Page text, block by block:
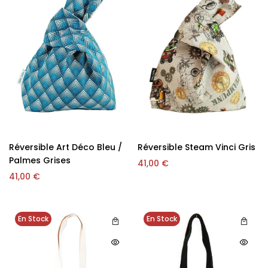
Réversible Art Déco Bleu /
Palmes Grises
41,00 €
Réversible Steam Vinci Gris
41,00 €
En Stock En Stock